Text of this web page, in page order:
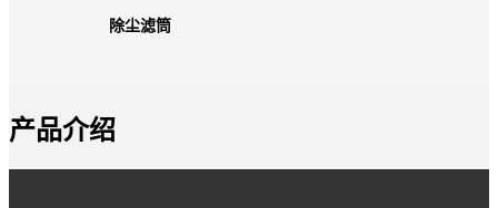
除尘滤筒
产品介绍